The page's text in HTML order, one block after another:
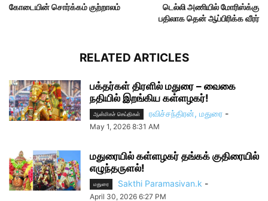
கோடையின் சொர்க்கம் குற்றாலம்
டெல்லி அணியில் மோரிஸ்க்கு
பதிலாக தென் ஆப்பிரிக்க வீரர்
RELATED ARTICLES
பக்தர்கள் திரளில் மதுரை – வைகை
நதியில் இறங்கிய கள்ளழகர்!
ஆன்மிகச் செய்திகள் ரவிச்சந்திரன், மதுரை -
May 1, 2026 8:31 AM
மதுரையில் கள்ளழகர் தங்கக் குதிரையில்
எழுந்தருளல்!
மதுரை Sakthi Paramasivan.k -
April 30, 2026 6:27 PM